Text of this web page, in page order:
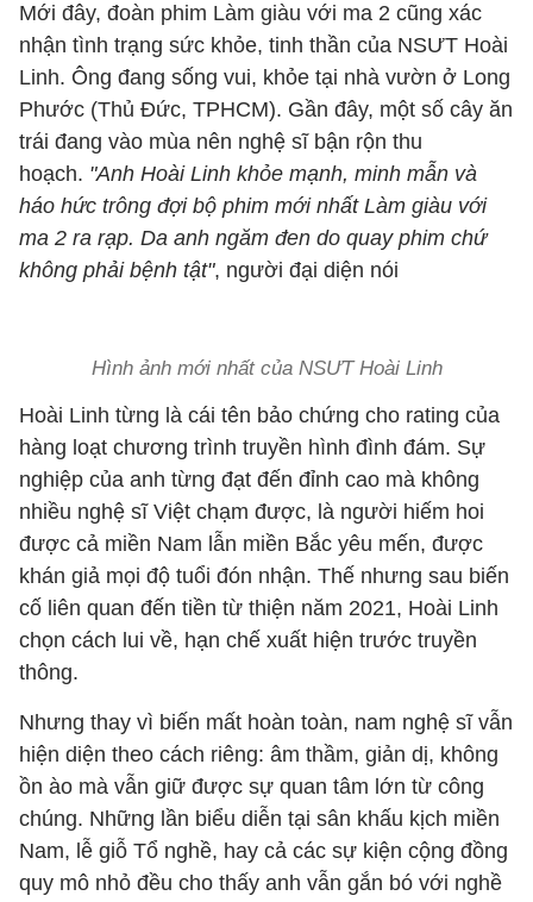
Mới đây, đoàn phim Làm giàu với ma 2 cũng xác
nhận tình trạng sức khỏe, tinh thần của NSƯT Hoài
Linh. Ông đang sống vui, khỏe tại nhà vườn ở Long
Phước (Thủ Đức, TPHCM). Gần đây, một số cây ăn
trái đang vào mùa nên nghệ sĩ bận rộn thu
hoạch. "Anh Hoài Linh khỏe mạnh, minh mẫn và
háo hức trông đợi bộ phim mới nhất Làm giàu với
ma 2 ra rạp. Da anh ngăm đen do quay phim chứ
không phải bệnh tật", người đại diện nói
Hình ảnh mới nhất của NSƯT Hoài Linh
Hoài Linh từng là cái tên bảo chứng cho rating của
hàng loạt chương trình truyền hình đình đám. Sự
nghiệp của anh từng đạt đến đỉnh cao mà không
nhiều nghệ sĩ Việt chạm được, là người hiếm hoi
được cả miền Nam lẫn miền Bắc yêu mến, được
khán giả mọi độ tuổi đón nhận. Thế nhưng sau biến
cố liên quan đến tiền từ thiện năm 2021, Hoài Linh
chọn cách lui về, hạn chế xuất hiện trước truyền
thông.
Nhưng thay vì biến mất hoàn toàn, nam nghệ sĩ vẫn
hiện diện theo cách riêng: âm thầm, giản dị, không
ồn ào mà vẫn giữ được sự quan tâm lớn từ công
chúng. Những lần biểu diễn tại sân khấu kịch miền
Nam, lễ giỗ Tổ nghề, hay cả các sự kiện cộng đồng
quy mô nhỏ đều cho thấy anh vẫn gắn bó với nghề